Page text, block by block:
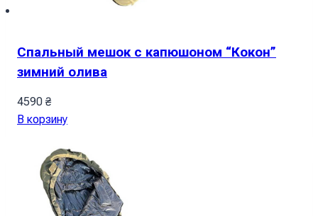
Спальный мешок с капюшоном “Кокон”
зимний олива
4590 ₴
В корзину